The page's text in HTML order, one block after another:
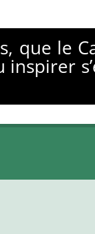
que le